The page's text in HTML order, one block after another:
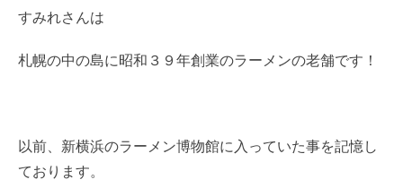
すみれさんは
札幌の中の島に昭和３９年創業のラーメンの老舗です！
以前、新横浜のラーメン博物館に入っていた事を記憶し
ております。